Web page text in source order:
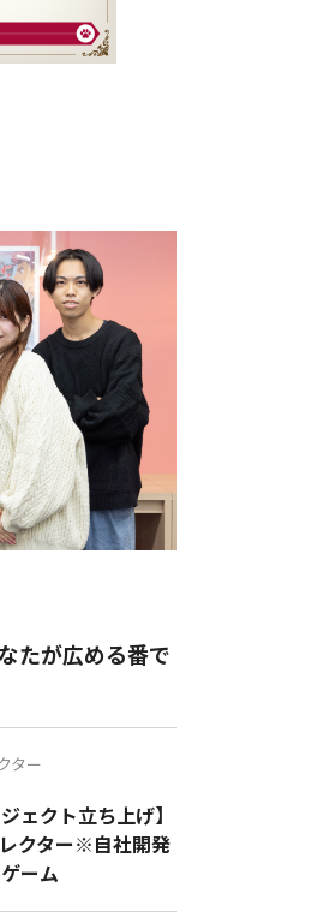
たが広める番で
ター
ェクト立ち上げ】
クター※自社開発
ーム